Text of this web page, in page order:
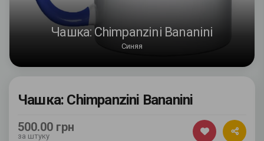
Чашка: Chimpanzini Bananini
Синяя
Чашка: Chimpanzini Bananini
500.00 грн
за штуку